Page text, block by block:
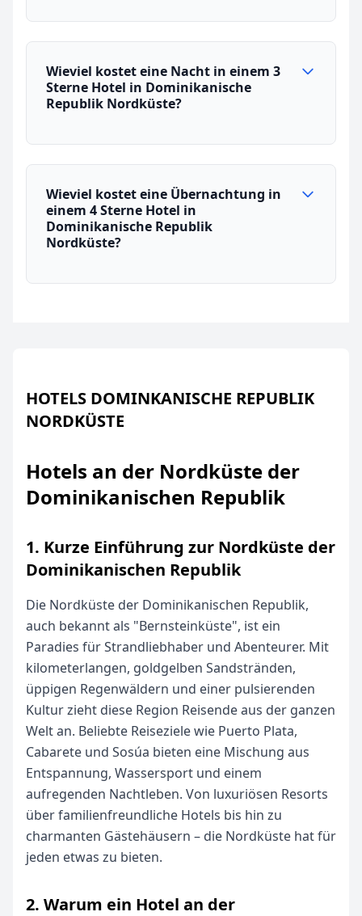
Wieviel kostet eine Nacht in einem 3
Sterne Hotel in Dominikanische
Republik Nordküste?
Wieviel kostet eine Übernachtung in
einem 4 Sterne Hotel in
Dominikanische Republik
Nordküste?
HOTELS DOMINKANISCHE REPUBLIK
NORDKÜSTE
Hotels an der Nordküste der
Dominikanischen Republik
1. Kurze Einführung zur Nordküste der
Dominikanischen Republik
Die Nordküste der Dominikanischen Republik,
auch bekannt als "Bernsteinküste", ist ein
Paradies für Strandliebhaber und Abenteurer. Mit
kilometerlangen, goldgelben Sandstränden,
üppigen Regenwäldern und einer pulsierenden
Kultur zieht diese Region Reisende aus der ganzen
Welt an. Beliebte Reiseziele wie Puerto Plata,
Cabarete und Sosúa bieten eine Mischung aus
Entspannung, Wassersport und einem
aufregenden Nachtleben. Von luxuriösen Resorts
über familienfreundliche Hotels bis hin zu
charmanten Gästehäusern – die Nordküste hat für
jeden etwas zu bieten.
2. Warum ein Hotel an der